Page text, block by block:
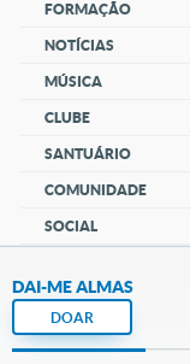
FORMAÇÃO
NOTÍCIAS
MÚSICA
CLUBE
SANTUÁRIO
COMUNIDADE
SOCIAL
DAI-ME ALMAS
DOAR